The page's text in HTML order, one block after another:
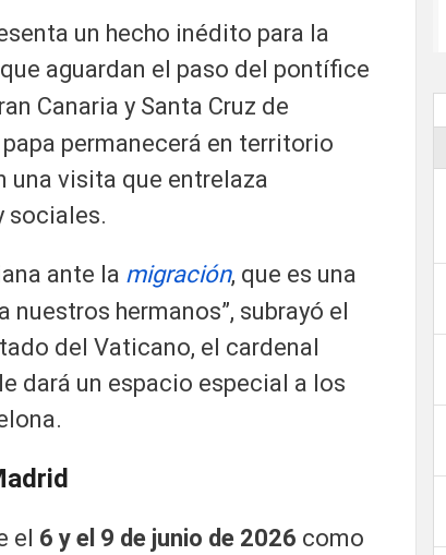
un hecho inédito para la
aguardan el paso del pontífice
Canaria y Santa Cruz de
permanecerá en territorio
una visita que entrelaza
sociales.
ante la migración, que es una
hermanos”, subrayó el
del Vaticano, el cardenal
dará un espacio especial a los
el 6 y el 9 de junio de 2026 como